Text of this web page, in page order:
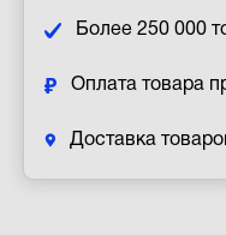
Более 250 000
Оплата товара
Доставка